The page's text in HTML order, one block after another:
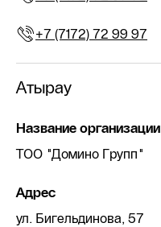
+7 (7172) 72 99 97
Атырау
Название организации
ТОО "Домино Групп"
Адрес
ул. Бигельдинова, 57